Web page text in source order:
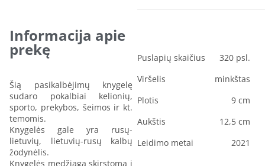
Informacija apie
prekę
Šią pasikalbėjimų knygelę
sudaro pokalbiai kelionių,
sporto, prekybos, šeimos ir kt.
temomis.
Knygelės gale yra rusų-
lietuvių, lietuvių-rusų kalbų
žodynėlis.
Knygelės medžiaga skirstoma į
Puslapių skaičius
320 psl.
Viršelis
minkštas
Plotis
9 cm
Aukštis
12,5 cm
Leidimo metai
2021